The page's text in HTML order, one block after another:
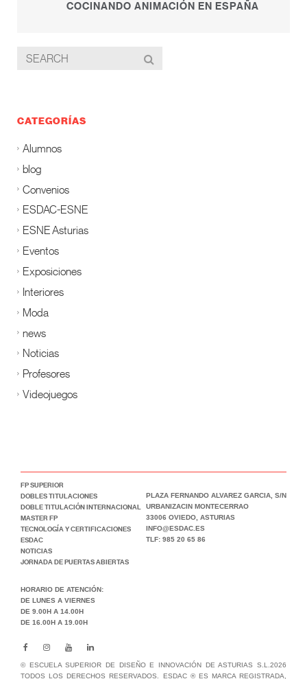
COCINANDO ANIMACIÓN EN ESPAÑA
CATEGORÍAS
Alumnos
blog
Convenios
ESDAC-ESNE
ESNE Asturias
Eventos
Exposiciones
Interiores
Moda
news
Noticias
Profesores
Videojuegos
FP SUPERIOR
DOBLES TITULACIONES
DOBLE TITULACIÓN INTERNACIONAL
MASTER FP
TECNOLOGÍA Y CERTIFICACIONES
ESDAC
NOTICIAS
JORNADA DE PUERTAS ABIERTAS
PLAZA FERNANDO ALVAREZ GARCIA, S/N
URBANIZACIN MONTECERRAO
33006 OVIEDO, ASTURIAS
INFO@ESDAC.ES
TLF: 985 20 65 86
HORARIO DE ATENCIÓN:
DE LUNES A VIERNES
DE 9.00H A 14.00H
DE 16.00H A 19.00H
© ESCUELA SUPERIOR DE DISEÑO E INNOVACIÓN DE ASTURIAS S.L.2026
TODOS LOS DERECHOS RESERVADOS. ESDAC ® ES MARCA REGISTRADA,